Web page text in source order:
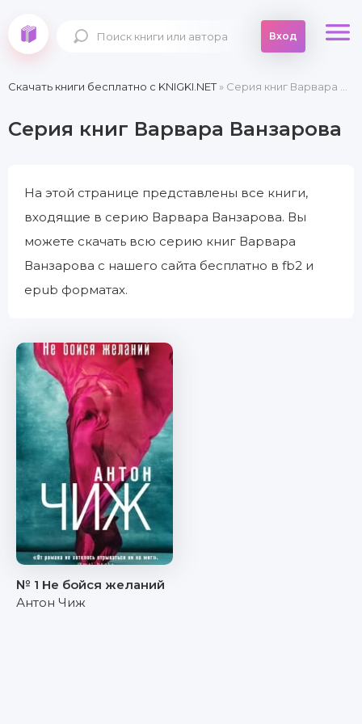
Вход
Скачать книги бесплатно c KNIGKI.NET» Серия книг Варвара Ванзарова
Серия книг Варвара Ванзарова
На этой странице представлены все книги,
входящие в серию Варвара Ванзарова. Вы
можете скачать всю серию книг Варвара
Ванзарова с нашего сайта бесплатно в fb2 и
epub форматах.
№ 1 Не бойся желаний
Антон Чиж